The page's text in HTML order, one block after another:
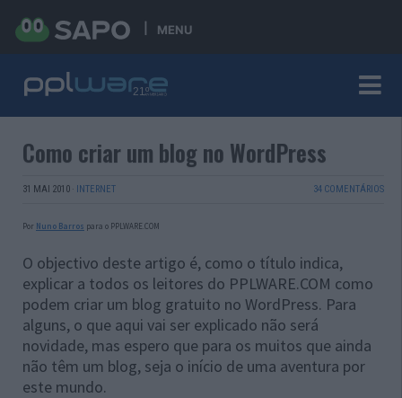
MENU
Como criar um blog no WordPress
31 MAI 2010 · INTERNET 34 COMENTÁRIOS
Por Nuno Barros para o PPLWARE.COM
O objectivo deste artigo é, como o título indica,
explicar a todos os leitores do PPLWARE.COM como
podem criar um blog gratuito no WordPress. Para
alguns, o que aqui vai ser explicado não será
novidade, mas espero que para os muitos que ainda
não têm um blog, seja o início de uma aventura por
este mundo.